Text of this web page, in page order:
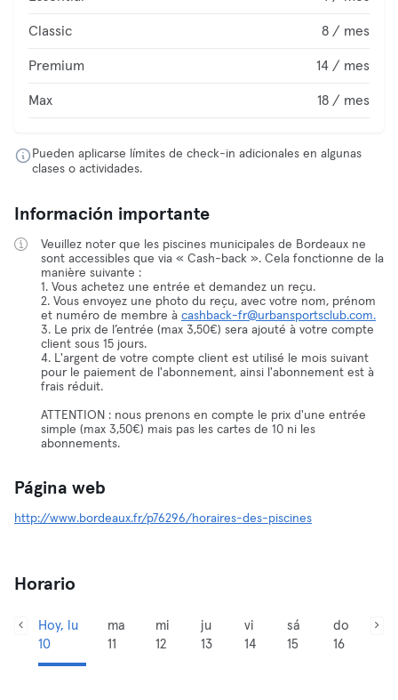
Classic 8 / mes
Premium 14 / mes
Max 18 / mes
Pueden aplicarse límites de check-in adicionales en algunas
clases o actividades.
Información importante
Veuillez noter que les piscines municipales de Bordeaux ne
sont accessibles que via « Cash-back ». Cela fonctionne de la
manière suivante :
1. Vous achetez une entrée et demandez un reçu.
2. Vous envoyez une photo du reçu, avec votre nom, prénom
et numéro de membre à cashback-fr@urbansportsclub.com.
3. Le prix de l’entrée (max 3,50€) sera ajouté à votre compte
client sous 15 jours.
4. L'argent de votre compte client est utilisé le mois suivant
pour le paiement de l'abonnement, ainsi l'abonnement est à
frais réduit.
ATTENTION : nous prenons en compte le prix d'une entrée
simple (max 3,50€) mais pas les cartes de 10 ni les
abonnements.
Página web
http://www.bordeaux.fr/p76296/horaires-des-piscines
Horario
Hoy, lu
10
ma
11
mi
12
ju
13
vi
14
sá
15
do
16